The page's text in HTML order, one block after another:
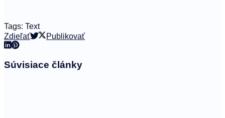
Tags: Text
Zdieľať
Publikovať
Súvisiace články